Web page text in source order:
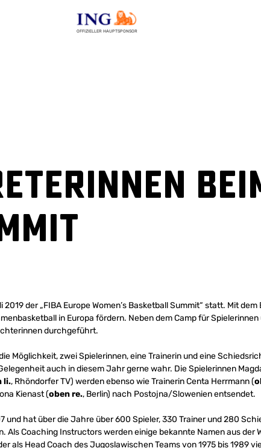
OFFIZIELLER HAUPTSPONSOR
2019 der „FIBA Europe Women’s Basketball Summit“ statt. Mit
in Europa fördern. Neben dem Camp für
durchgeführt.
Möglichkeit, zwei Spielerinnen, eine Trainerin und eine
auch in diesem Jahr gerne wahr. Die Spielerinnen
li., Rhöndorfer TV) werden ebenso wie Trainerin Centa Herrmann (
Kienast (oben re., Berlin) nach Postojna/Slowenien entsendet.
und hat über die Jahre über 600 Spieler, 330 Trainer und 280
Als Coaching Instructors werden einige bekannte Namen aus der
als Head Coach des Jugoslawischen Teams von 1975 bis 1989